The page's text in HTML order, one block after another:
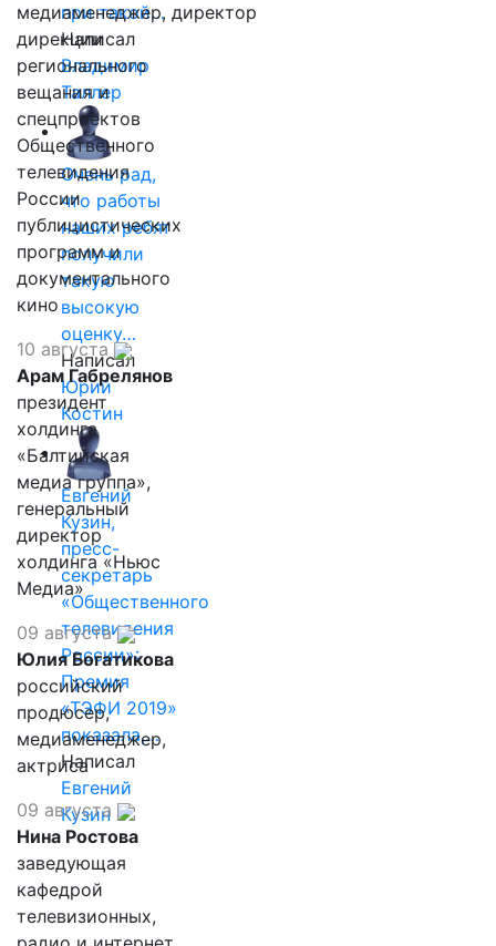
при такой…
Написал
Владимир
Таллер
Очень рад,
что работы
наших ребят
получили
такую
высокую
оценку…
Написал
Юрий
Костин
Евгений
Кузин,
пресс-
секретарь
«Общественного
телевидения
России»:
Премия
«ТЭФИ 2019»
показала,…
Написал
Евгений
Кузин
медиаменеджер, директор
дирекции
регионального
вещания и
спецпроектов
Общественного
телевидения
России
публицистических
программ и
документального
кино
10 августа
Арам Габрелянов
президент
холдинга
«Балтийская
медиа группа»,
генеральный
директор
холдинга «Ньюс
Медиа»
09 августа
Юлия Богатикова
российский
продюсер,
медиаменеджер,
актриса
09 августа
Нина Ростова
заведующая
кафедрой
телевизионных,